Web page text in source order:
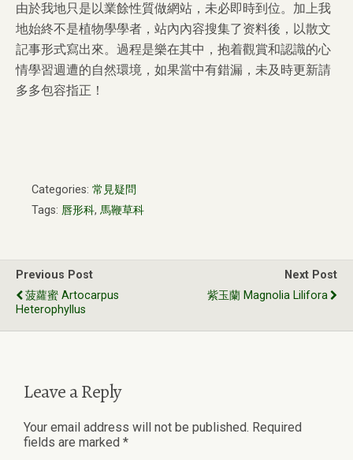
由於我地只是以業餘性質做網站，未必即時到位。加上我
地始終不是植物學學者，站內內容搜集了资料後，以散文
記事形式寫出來。過程是樂在其中，抱着觀賞和認識的心
情學習週遭的自然環境，如果當中有錯漏，未及時更新請
多多包容指正！
Categories: 常見疑問
Tags: 唇形科, 馬鞭草科
Previous Post
菠蘿蜜 Artocarpus
Heterophyllus
Next Post
紫玉蘭 Magnolia Lilifora
Leave a Reply
Your email address will not be published. Required
fields are marked *